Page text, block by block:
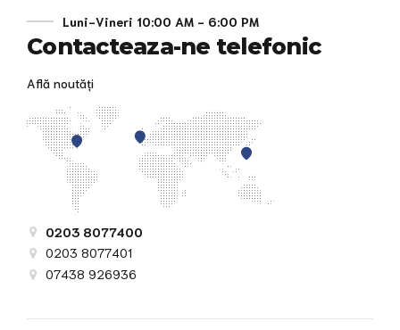
Luni-Vineri 10:00 AM - 6:00 PM
Contacteaza-ne telefonic
Află noutăți
0203 8077400
0203 8077401
07438 926936